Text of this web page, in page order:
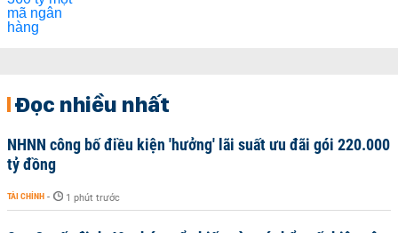
Đọc nhiều nhất
NHNN công bố điều kiện 'hưởng' lãi suất ưu đãi gói 220.000
tỷ đồng
TÀI CHÍNH - 1 phút trước